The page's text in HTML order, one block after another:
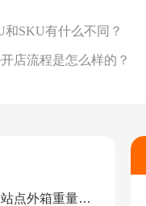
和SKU有什么不同？
店流程是怎么样的？
箱重量和尺寸要求